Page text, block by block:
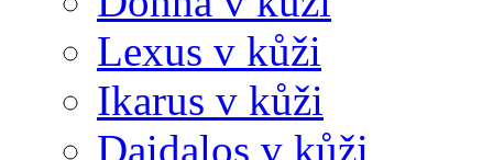
Lexus v kůži
Ikarus v kůži
Daidalos v kůži